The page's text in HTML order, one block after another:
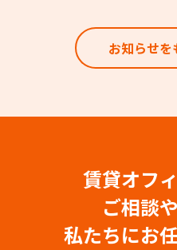
お知らせを
賃貸オフ
ご相談
私たちにお